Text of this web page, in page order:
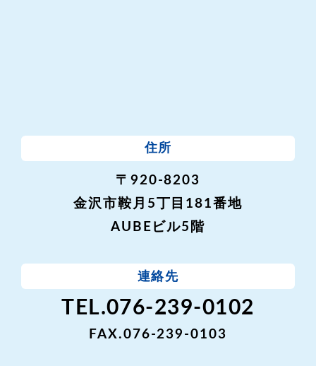
住所
〒920-8203
金沢市鞍月5丁目181番地
AUBEビル5階
連絡先
TEL.076-239-0102
FAX.076-239-0103